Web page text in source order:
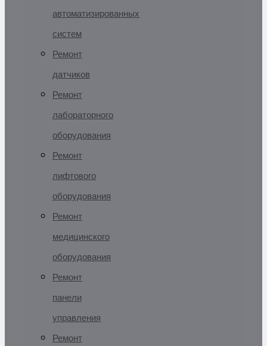
автоматизированных
систем
Ремонт
датчиков
Ремонт
лабораторного
оборудования
Ремонт
лифтового
оборудования
Ремонт
медицинского
оборудования
Ремонт
панели
управления
Ремонт